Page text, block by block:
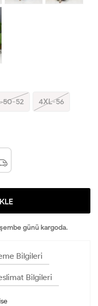
50-52 4XL-56
günü kargoda.
Bilgileri
Bilgileri